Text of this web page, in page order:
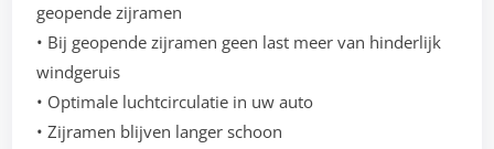
geopende zijramen
• Bij geopende zijramen geen last meer van hinderlijk
windgeruis
• Optimale luchtcirculatie in uw auto
• Zijramen blijven langer schoon